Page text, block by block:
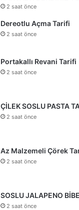
2 saat önce
Dereotlu Açma Tarifi
2 saat önce
Portakallı Revani Tarifi
2 saat önce
ÇİLEK SOSLU PASTA
2 saat önce
Az Malzemeli Çörek
2 saat önce
SOSLU JALAPENO
2 saat önce